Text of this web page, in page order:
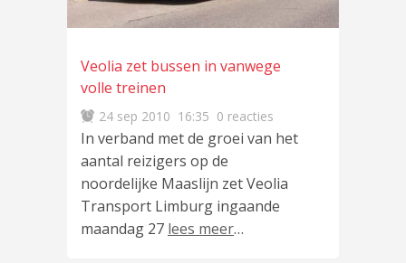
Veolia zet bussen in vanwege
volle treinen
24 sep 2010 16:35 0 reacties
In verband met de groei van het
aantal reizigers op de
noordelijke Maaslijn zet Veolia
Transport Limburg ingaande
maandag 27 lees meer…